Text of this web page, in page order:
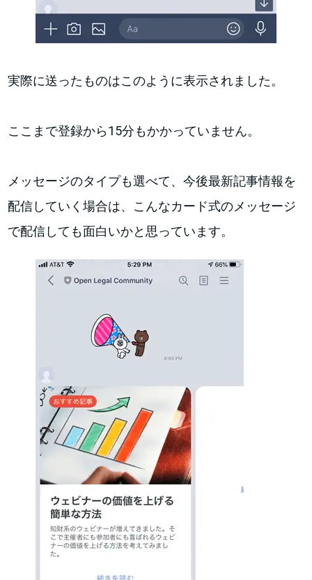
実際に送ったものはこのように表示されました。
ここまで登録から15分もかかっていません。
メッセージのタイプも選べて、今後最新記事情報を
配信していく場合は、こんなカード式のメッセージ
で配信しても面白いかと思っています。